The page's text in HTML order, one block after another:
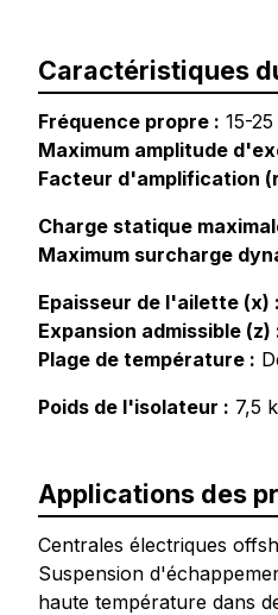
Caractéristiques
Fréquence propre : 15-
Maximum amplitude
Facteur d'amplification
Charge statique
Maximum surcharge
Epaisseur de l'ailette (x) :
Expansion admissible (z)
Plage de température :
Poids de l'isolateur : 7,5
Applications des
Centrales électriques
Suspension
haute température dans